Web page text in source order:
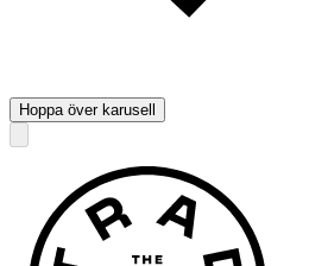
Hoppa över karusell